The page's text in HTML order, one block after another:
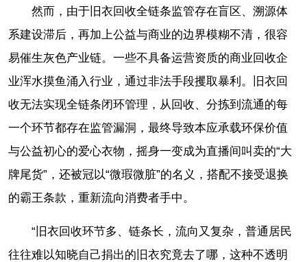
然而，由于旧衣回收全链条监管存在盲区、溯源体
系建设滞后，再加上公益与商业的边界模糊不清，很容
易催生灰色产业链。一些不具备运营资质的商业回收企
业浑水摸鱼涌入行业，通过非法手段攫取暴利。旧衣回
收无法实现全链条闭环管理，从回收、分拣到流通的每
一个环节都存在监管漏洞，最终导致本应承载环保价值
与公益初心的爱心衣物，摇身一变成为直播间叫卖的“大
牌尾货”，还被冠以“微瑕微脏”的名义，搭配不接受退换
的霸王条款，重新流向消费者手中。
“旧衣回收环节多、链条长，流向又复杂，普通居民
往往难以知晓自己捐出的旧衣究竟去了哪，这种不透明